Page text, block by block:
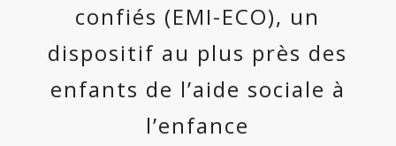
confiés (EMI-ECO), un
dispositif au plus près des
enfants de l’aide sociale à
l’enfance